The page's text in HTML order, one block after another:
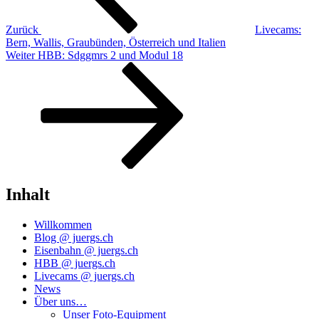
Zurück
Livecams:
Bern, Wallis, Graubünden, Österreich und Italien
Nächster
Weiter HBB: Sdggmrs 2 und Modul 18
Inhalt
Willkommen
Blog @ juergs.ch
Eisenbahn @ juergs.ch
HBB @ juergs.ch
Livecams @ juergs.ch
News
Über uns…
Unser Foto-Equipment